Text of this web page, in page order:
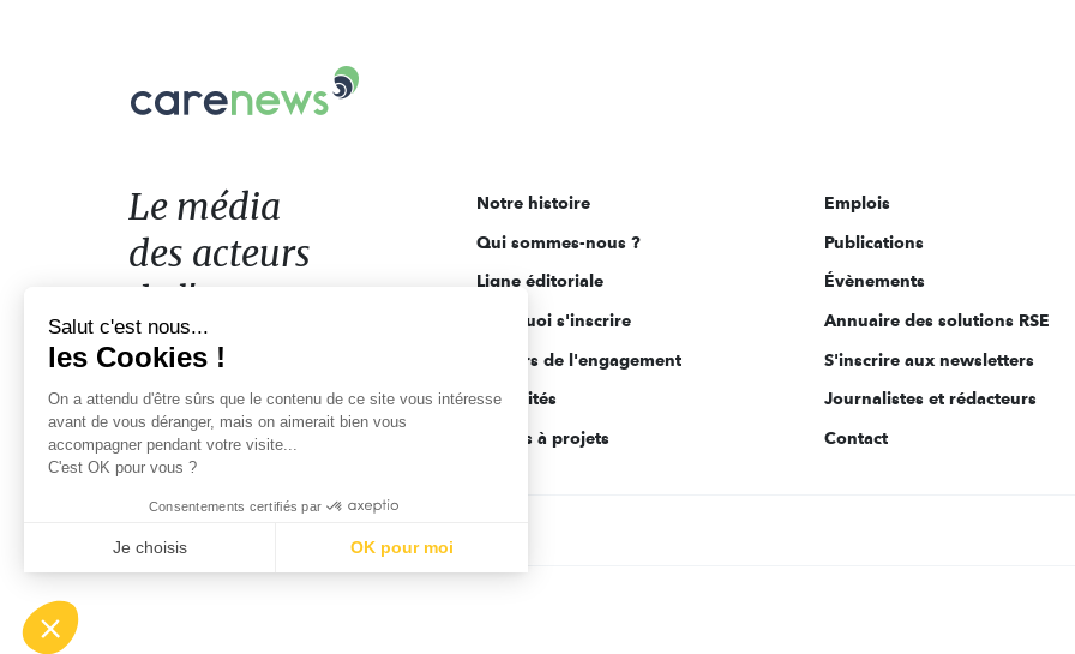
Le
acteurs
de
l'engagement
Le média
des acteurs
de l'engagement
Notre histoire
Qui sommes-nous ?
Ligne éditoriale
Pourquoi s'inscrire
Acteurs de l'engagement
Actualités
Appels à projets
Emplois
Publications
Évènements
Annuaire des solutions RSE
S'inscrire aux newsletters
Journalistes et rédacteurs
Contact
les Cookies !
de ce site vous intéresse avant de
vous déranger, mais on aimerait bien vous accompagner pendant
votre visite...
C'est OK pour vous ?
Consentements certifiés par
Je choisis OK pour moi
Notre plateforme vous permet d'adapter et de gérer vos paramètres de confidentialité, en garantissant la conformité